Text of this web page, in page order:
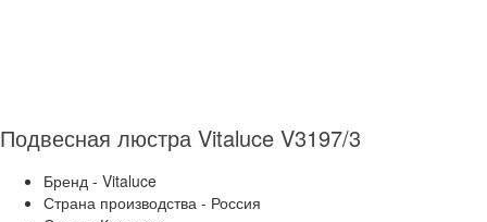
Подвесная люстра Vitaluce V3197/3
Бренд - Vitaluce
Страна производства - Россия